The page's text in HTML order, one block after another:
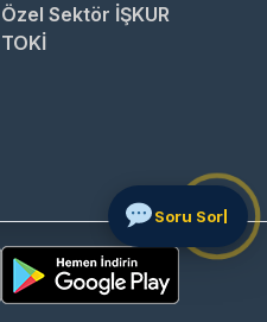
Özel Sektör İŞKUR
TOKİ